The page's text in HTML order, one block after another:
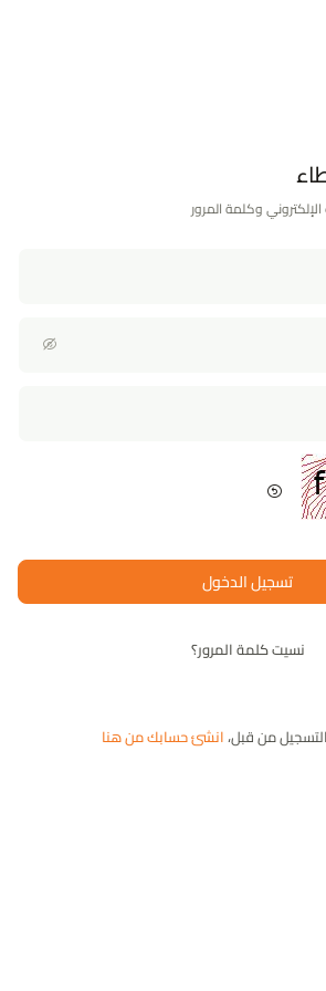
وكلمة المرور
تسجيل الدخول
نسيت كلمة المرور؟
من قبل،انشئ حسابك من هنا
المحتوى الرقمي
عبر بناء مجتمع تطوعي لصناعة